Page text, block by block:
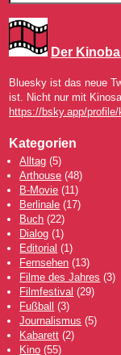
Der
Bluesky ist das neue
ist. Nicht nur mit
https://bsky.app/
Kategorien
Alltag (5)
Arthouse (48)
B-Movie (11)
Berlinale (17)
Buch (22)
Dialog (1)
Editorial (1)
Fernsehen (13)
Filme des Jahres (3)
Filmfestival (29)
Fußball (3)
Journalismus (5)
Kabarett (2)
Kino (55)